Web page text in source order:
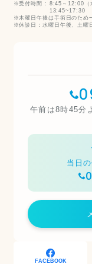
受付時間 : 8:45～12:00（
13:45~17:30
木曜日午後は手術日のため
休診日：水曜日午後、土曜
午前は8時45分
当日
FACEBOOK